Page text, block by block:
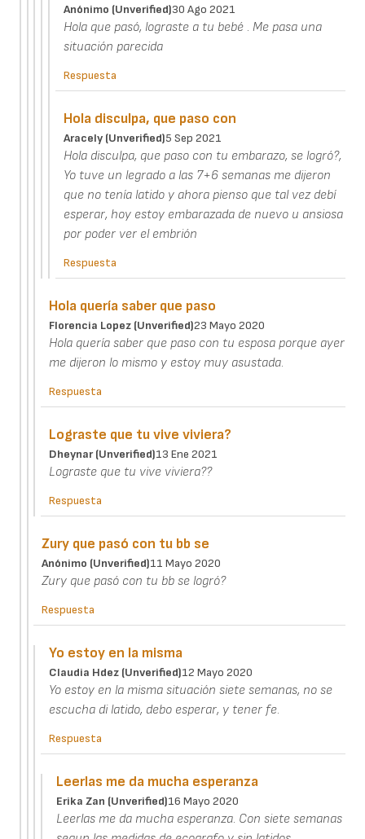
Anónimo (unverified)30 Ago 2021
Hola que pasó, lograste a tu bebé . Me pasa una
situación parecida
Respuesta
Hola disculpa, que paso con
Aracely (unverified)5 Sep 2021
Hola disculpa, que paso con tu embarazo, se logró?,
Yo tuve un legrado a las 7+6 semanas me dijeron
que no tenía latido y ahora pienso que tal vez debí
esperar, hoy estoy embarazada de nuevo u ansiosa
por poder ver el embrión
Respuesta
Hola quería saber que paso
Florencia Lopez (unverified)23 Mayo 2020
Hola quería saber que paso con tu esposa porque ayer
me dijeron lo mismo y estoy muy asustada.
Respuesta
Lograste que tu vive viviera?
Dheynar (unverified)13 Ene 2021
Lograste que tu vive viviera??
Respuesta
Zury que pasó con tu bb se
Anónimo (unverified)11 Mayo 2020
Zury que pasó con tu bb se logró?
Respuesta
Yo estoy en la misma
Claudia Hdez (unverified)12 Mayo 2020
Yo estoy en la misma situación siete semanas, no se
escucha di latido, debo esperar, y tener fe.
Respuesta
Leerlas me da mucha esperanza
Erika Zan (unverified)16 Mayo 2020
Leerlas me da mucha esperanza. Con siete semanas